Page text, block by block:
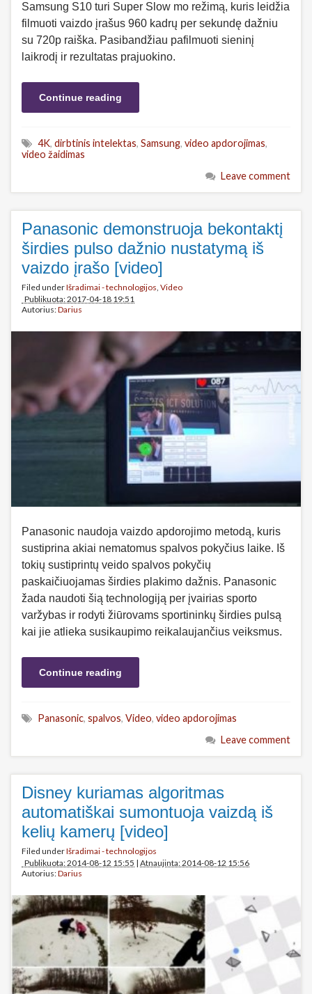
Samsung S10 turi Super Slow mo režimą, kuris leidžia
filmuoti vaizdo įrašus 960 kadrų per sekundę dažniu
su 720p raiška. Pasibandžiau pafilmuoti sieninį
laikrodį ir rezultatas prajuokino.
Continue reading
4K, dirbtinis intelektas, Samsung, video apdorojimas,
video žaidimas
Leave comment
Panasonic demonstruoja bekontaktį
širdies pulso dažnio nustatymą iš
vaizdo įrašo [video]
Filed underIšradimai - technologijos, Video
Publikuota: 2017-04-18 19:51
Autorius:Darius
Panasonic naudoja vaizdo apdorojimo metodą, kuris
sustiprina akiai nematomus spalvos pokyčius laike. Iš
tokių sustiprintų veido spalvos pokyčių
paskaičiuojamas širdies plakimo dažnis. Panasonic
žada naudoti šią technologiją per įvairias sporto
varžybas ir rodyti žiūrovams sportininkų širdies pulsą
kai jie atlieka susikaupimo reikalaujančius veiksmus.
Continue reading
Panasonic, spalvos, Video, video apdorojimas
Leave comment
Disney kuriamas algoritmas
automatiškai sumontuoja vaizdą iš
kelių kamerų [video]
Filed underIšradimai - technologijos
Publikuota: 2014-08-12 15:55 | Atnaujinta: 2014-08-12 15:56
Autorius:Darius